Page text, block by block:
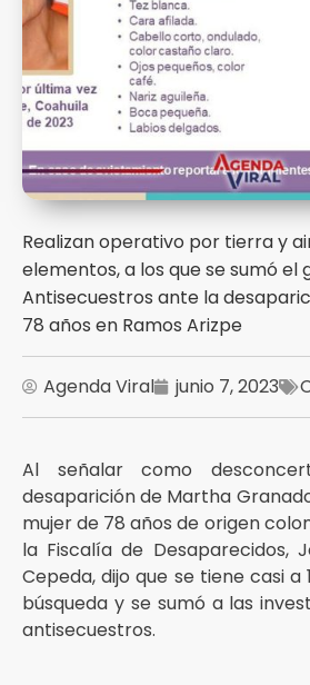
Realizan operativo por tierra y
elementos, a los que se sumó el
Antisecuestros ante la
78 años en Ramos Arizpe
Agenda Viral junio 7, 2023
Al señalar como
desaparición de Martha
mujer de 78 años de origen
la Fiscalía de Desaparecidos,
Cepeda, dijo que se tiene casi a
búsqueda y se sumó a las
antisecuestros.